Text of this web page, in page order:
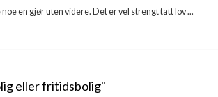
en gjør uten videre. Det er vel strengt tatt lov ...
eller fritidsbolig"